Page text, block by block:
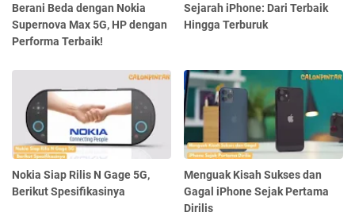
Berani Beda dengan Nokia
Supernova Max 5G, HP dengan
Performa Terbaik!
Sejarah iPhone: Dari Terbaik
Hingga Terburuk
Nokia Siap Rilis N Gage 5G,
Berikut Spesifikasinya
Menguak Kisah Sukses dan
Gagal iPhone Sejak Pertama
Dirilis